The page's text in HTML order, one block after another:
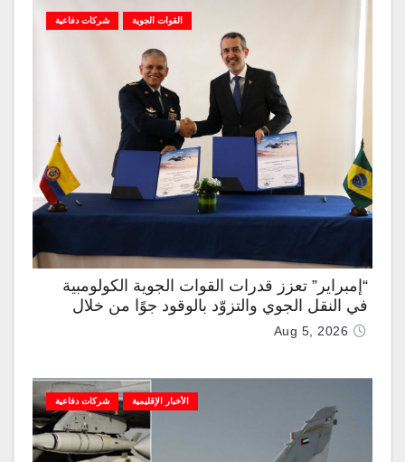
القوات الجوية شركات دفاعية
“إمبراير” تعزز قدرات القوات الجوية الكولومبية
في النقل الجوي والتزوّد بالوقود جوًا من خلال
تزويدها بطائرتي “كيه سي-390 ميلينيوم”
Aug 5, 2026
الأخبار الإقليمية شركات دفاعية